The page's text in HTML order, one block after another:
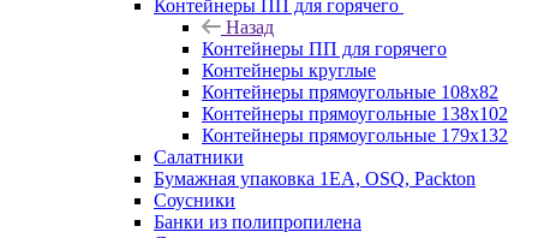
Контейнеры ПП для горячего
Назад
Контейнеры ПП для горячего
Контейнеры круглые
Контейнеры прямоугольные 108х82
Контейнеры прямоугольные 138х102
Контейнеры прямоугольные 179х132
Салатники
Бумажная упаковка 1ЕА, OSQ, Packton
Соусники
Банки из полипропилена